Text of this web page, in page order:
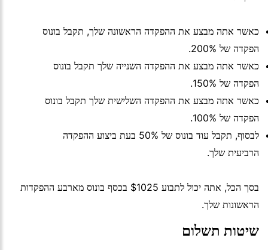
כאשר אתה מבצע את ההפקדה הראשונה שלך, תקבל בונוס
הפקדה של 200%.
כאשר אתה מבצע את ההפקדה השנייה שלך תקבל בונוס
הפקדה של 150%.
כאשר אתה מבצע את ההפקדה השלישית שלך תקבל בונוס
הפקדה של 100%.
לבסוף, תקבל עוד בונוס של 50% בעת ביצוע ההפקדה
הרביעית שלך.
בסך הכל, אתה יכול לתבוע $1025 בכסף בונוס מארבע ההפקדות
הראשונות שלך.
שיטות תשלום